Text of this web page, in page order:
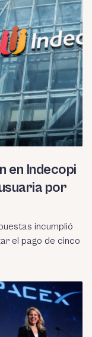
en Indecopi
por
incumplió
el pago de cinco